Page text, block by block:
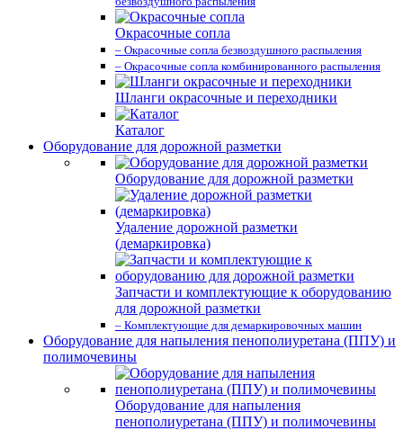
Окрасочные сопла
– Окрасочные сопла безвоздушного распыления
– Окрасочные сопла комбинированного распыления
Шланги окрасочные и переходники
Каталог
Оборудование для дорожной разметки
Оборудование для дорожной разметки
Удаление дорожной разметки
(демаркировка)
Запчасти и комплектующие к оборудованию
для дорожной разметки
– Комплектующие для демаркировочных машин
Оборудование для напыления пенополиуретана (ППУ) и
полимочевины
Оборудование для напыления
пенополиуретана (ППУ) и полимочевины